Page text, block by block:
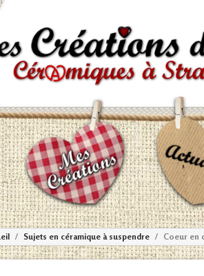
Sujets en céramique à suspendre Coeur en